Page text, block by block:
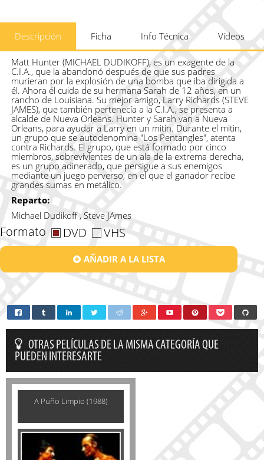
Descripción Ficha Info Técnica Vídeos
Matt Hunter (MICHAEL DUDIKOFF), es un exagente de la
C.I.A., que la abandonó después de que sus padres
murieran por la explosión de una bomba que iba dirigida a
él. Ahora él cuida de su hermana Sarah de 12 años, en un
rancho de Louisiana. Su mejor amigo, Larry Richards (STEVE
JAMES), que también pertenecía a la C.I.A., se presenta a
alcalde de Nueva Orleans. Hunter y Sarah van a Nueva
Orleans, para ayudar a Larry en un mitin. Durante el mitin,
un grupo que se autodenomina "Los Pentangles", atenta
contra Richards. El grupo, que está formado por cinco
miembros, sobrevivientes de un ala de la extrema derecha,
es un grupo adinerado, que persigue a sus enemigos
mediante un juego perverso, en el que el ganador recibe
grandes sumas en metálico.
Reparto:
Michael Dudikoff , Steve JAmes
Formato DVD VHS
AÑADIR A LA LISTA
OTRAS PELÍCULAS DE LA MISMA CATEGORÍA QUE
PUEDEN INTERESARTE
A Puño Limpio (1988)